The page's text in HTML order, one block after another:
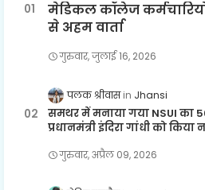
मेडिकल कॉलेज
से अहम वार्ता
गुरुवार, जुलाई 16, 2026
पलक श्रीवास Jhansi
समथर में मनाया गया NSUI का
प्रधानमंत्री इंदिरा गांधी को
गुरुवार, अप्रैल 09, 2026